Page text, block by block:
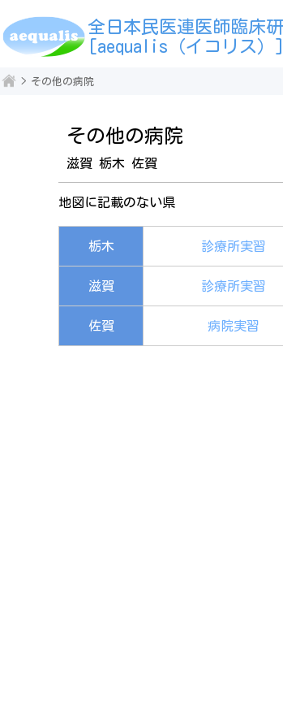
全日本民医連医師臨床
[aequalis（イコリス）]
その他の病院
その他の病院
滋賀 栃木 佐賀
地図に記載のない県
栃木 診療所実習
滋賀 診療所実習
佐賀 病院実習